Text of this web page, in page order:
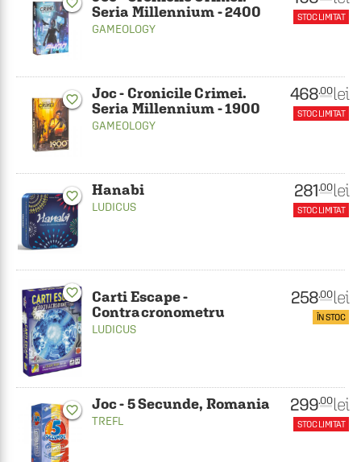
favorite_border
Seria Millennium - 2400
GAMEOLOGY
STOC LIMITAT
favorite_border
Joc - Cronicile Crimei.
Seria Millennium - 1900
GAMEOLOGY
468.00 lei
STOC LIMITAT
favorite_border Hanabi
LUDICUS
281.00 lei
STOC LIMITAT
favorite_border
Carti Escape -
Contracronometru
LUDICUS
258.00 lei
ÎN STOC
favorite_border Joc - 5 Secunde, Romania
TREFL
299.00 lei
STOC LIMITAT